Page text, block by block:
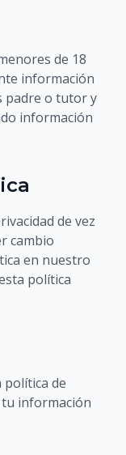
de 18
información
padre o tutor y
información
de vez
cambio
en nuestro
política
de
información